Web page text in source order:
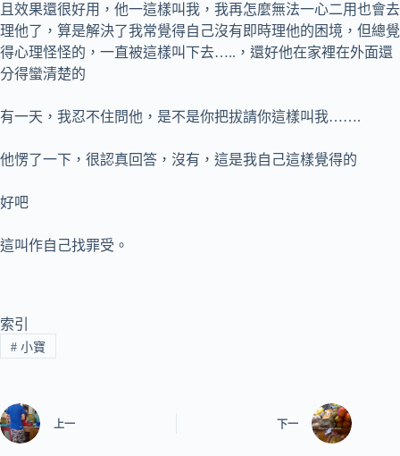
且效果還很好用，他一這樣叫我，我再怎麼無法一心二用也會去
理他了，算是解決了我常覺得自己沒有即時理他的困境，但總覺
得心理怪怪的，一直被這樣叫下去…..，還好他在家裡在外面還
分得蠻清楚的
有一天，我忍不住問他，是不是你把拔請你這樣叫我…….
他愣了一下，很認真回答，沒有，這是我自己這樣覺得的
好吧
這叫作自己找罪受。
索引
#小寶
上一 下一